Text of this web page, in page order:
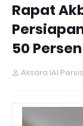
Rapat
50 Persen
Aksara IAI